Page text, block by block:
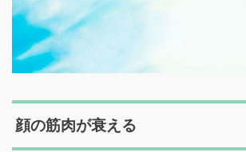
顔の筋肉が衰える